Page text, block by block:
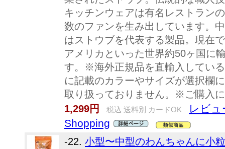
キッチンウェアは有名レストラン
数のファンを生み出しています。
はストウブを代表する製品。現在
アメリカといった世界約50ヶ国に
す。※海外正規品を直輸入してい
に記載のカラーやサイズが選択欄
取り扱っておりません。※ご購入
1,299円
税込 送料別 カードOK
レビュ
Shopping
-22. 小型〜中型のわんちゃんに小